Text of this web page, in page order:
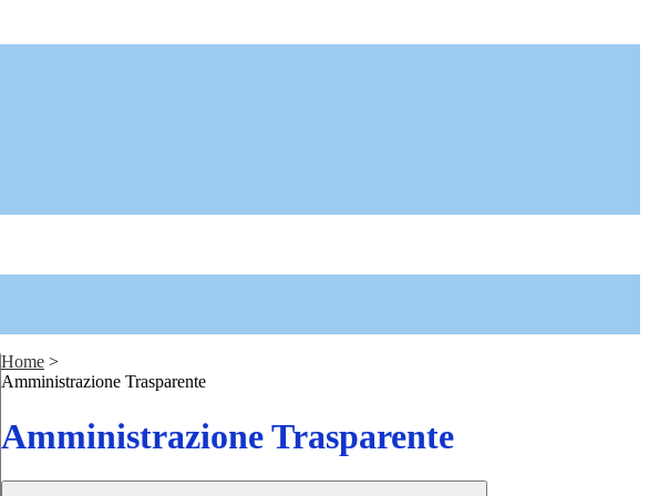
Home >
Amministrazione Trasparente
Amministrazione Trasparente